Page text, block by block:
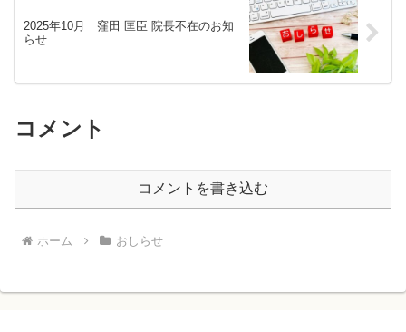
2025年10月 窪田 匡臣 院長不在のお知
らせ
コメント
コメントを書き込む
ホーム おしらせ